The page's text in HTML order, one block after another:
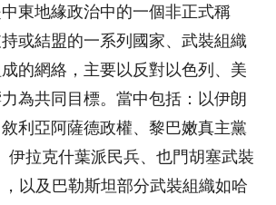
中東地緣政治中的一個非正式稱
或結盟的一系列國家、武裝組織
的網絡，主要以反對以色列、美
為共同目標。當中包括：以伊朗
利亞阿薩德政權、黎巴嫩真主黨
伊拉克什葉派民兵、也門胡塞武裝
，以及巴勒斯坦部分武裝組織如哈